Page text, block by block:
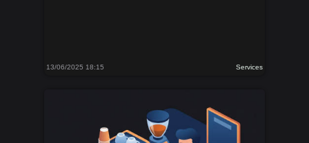
13/06/2025 18:15 Services